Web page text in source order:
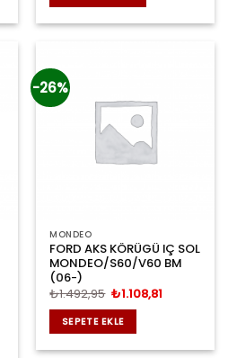
-26%
MONDEO
FORD AKS KÖRÜGÜ IÇ SOL
MONDEO/S60/V60 BM
(06-)
₺1.492,95 Orijinal
fiyat:
₺1.492,95.
₺1.108,81
SEPETE EKLE